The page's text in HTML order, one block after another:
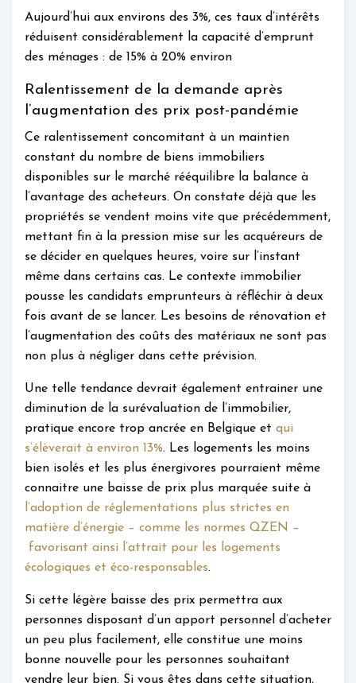
Aujourd’hui aux environs des 3%, ces taux d’intérêts
réduisent considérablement la capacité d’emprunt
des ménages : de 15% à 20% environ
Ralentissement de la demande après
l’augmentation des prix post-pandémie
Ce ralentissement concomitant à un maintien
constant du nombre de biens immobiliers
disponibles sur le marché rééquilibre la balance à
l’avantage des acheteurs. On constate déjà que les
propriétés se vendent moins vite que précédemment,
mettant fin à la pression mise sur les acquéreurs de
se décider en quelques heures, voire sur l’instant
même dans certains cas. Le contexte immobilier
pousse les candidats emprunteurs à réfléchir à deux
fois avant de se lancer. Les besoins de rénovation et
l’augmentation des coûts des matériaux ne sont pas
non plus à négliger dans cette prévision.
Une telle tendance devrait également entrainer une
diminution de la surévaluation de l’immobilier,
pratique encore trop ancrée en Belgique et qui
s’élèverait à environ 13%. Les logements les moins
bien isolés et les plus énergivores pourraient même
connaitre une baisse de prix plus marquée suite à
l’adoption de réglementations plus strictes en
matière d’énergie – comme les normes QZEN –
favorisant ainsi l’attrait pour les logements
écologiques et éco-responsables.
Si cette légère baisse des prix permettra aux
personnes disposant d’un apport personnel d’acheter
un peu plus facilement, elle constitue une moins
bonne nouvelle pour les personnes souhaitant
vendre leur bien. Si vous êtes dans cette situation,